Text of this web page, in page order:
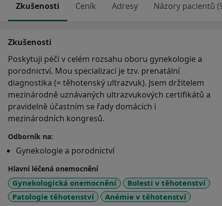
Zkušenosti Ceník Adresy Názory pacientů
Zkušenosti
Poskytuji péči v celém rozsahu oboru gynekologie a
porodnictví. Mou specializací je tzv. prenatální
diagnostika (= těhotenský ultrazvuk). Jsem držitelem
mezinárodně uznávaných ultrazvukových certifikátů a
pravidelně účastním se řady domácích i
mezinárodních kongresů.
Odborník na:
Gynekologie a porodnictví
Hlavní léčená onemocnění
Gynekologická onemocnění
Bolesti v těhotenství
Patologie těhotenství
Anémie v těhotenství